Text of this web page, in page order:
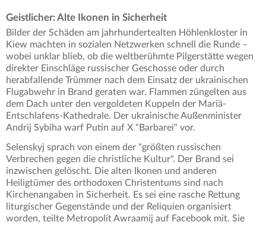
Geistlicher: Alte Ikonen in Sicherheit
Bilder der Schäden am jahrhundertealten Höhlenkloster in
Kiew machten in sozialen Netzwerken schnell die Runde –
wobei unklar blieb, ob die weltberühmte Pilgerstätte wegen
direkter Einschläge russischer Geschosse oder durch
herabfallende Trümmer nach dem Einsatz der ukrainischen
Flugabwehr in Brand geraten war. Flammen züngelten aus
dem Dach unter den vergoldeten Kuppeln der Mariä-
Entschlafens-Kathedrale. Der ukrainische Außenminister
Andrij Sybiha warf Putin auf X "Barbarei" vor.
Selenskyj sprach von einem der "größten russischen
Verbrechen gegen die christliche Kultur". Der Brand sei
inzwischen gelöscht. Die alten Ikonen und anderen
Heiligtümer des orthodoxen Christentums sind nach
Kirchenangaben in Sicherheit. Es sei eine rasche Rettung
liturgischer Gegenstände und der Reliquien organisiert
worden, teilte Metropolit Awraamij auf Facebook mit. Sie